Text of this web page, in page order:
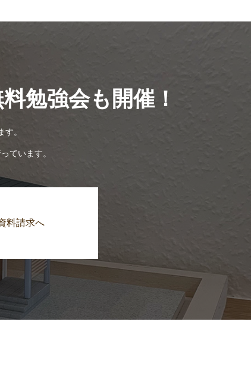
勉強会も開催！
。
ています。
料請求へ